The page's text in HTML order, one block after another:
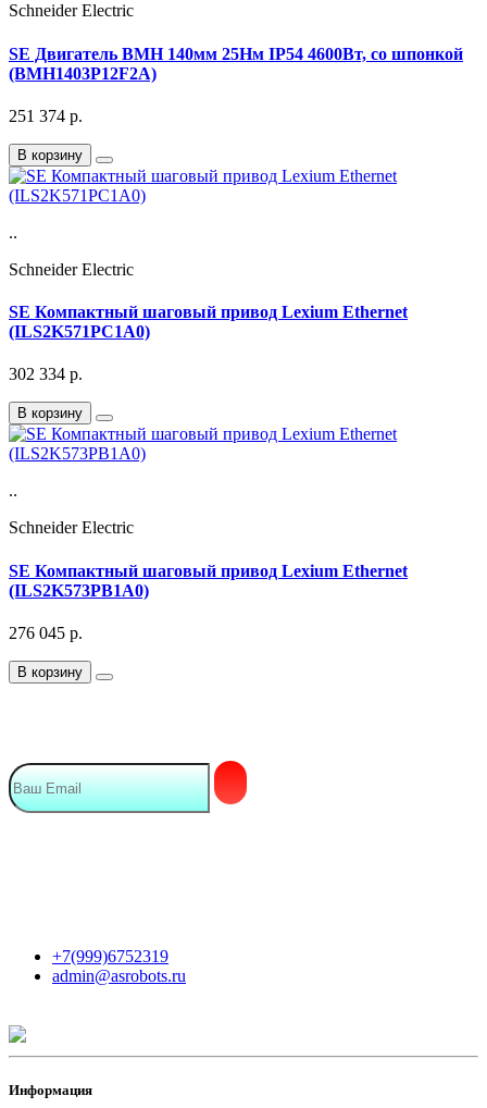
Schneider Electric
SE Двигатель BMH 140мм 25Нм IP54 4600Вт, со шпонкой
(BMH1403P12F2A)
251 374 р.
В корзину
..
Schneider Electric
SE Компактный шаговый привод Lexium Ethernet
(ILS2K571PC1A0)
302 334 р.
В корзину
..
Schneider Electric
SE Компактный шаговый привод Lexium Ethernet
(ILS2K573PB1A0)
276 045 р.
В корзину
+7(999)6752319
admin@asrobots.ru
Информация